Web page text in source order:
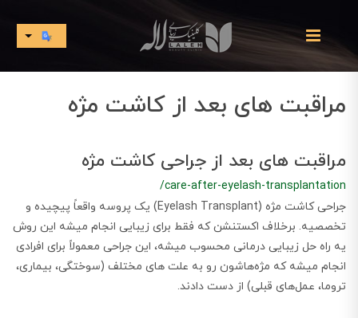
مراقبت های بعد از کاشت مژه
مراقبت های بعد از جراحی کاشت مژه
/care-after-eyelash-transplantation
جراحی کاشت مژه (Eyelash Transplant) یک پروسه واقعاً پیچیده و
تخصصیه. برخلاف اکستنشن که فقط برای زیبایی انجام میشه این روش
یه راه حل زیبایی درمانی محسوب میشه، این جراحی معمولاً برای افرادی
انجام میشه که مژه‌هاشون رو به علت های مختلف (سوختگی، بیماری،
تروما، عمل‌های قبلی) از دست دادند.